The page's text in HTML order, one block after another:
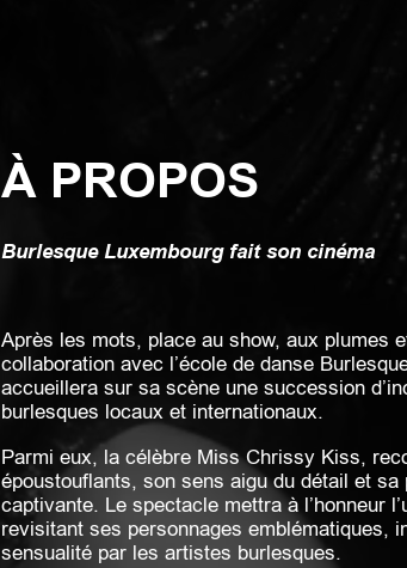
À PROPOS
Burlesque Luxembourg fait son cinéma
Après les mots, place au show, aux plumes
collaboration avec l’école de danse
accueillera sur sa scène une succession
burlesques locaux et internationaux.
Parmi eux, la célèbre Miss Chrissy Kiss,
époustouflants, son sens aigu du détail et sa
captivante. Le spectacle mettra à l’honneur
revisitant ses personnages emblématiques,
sensualité par les artistes burlesques.